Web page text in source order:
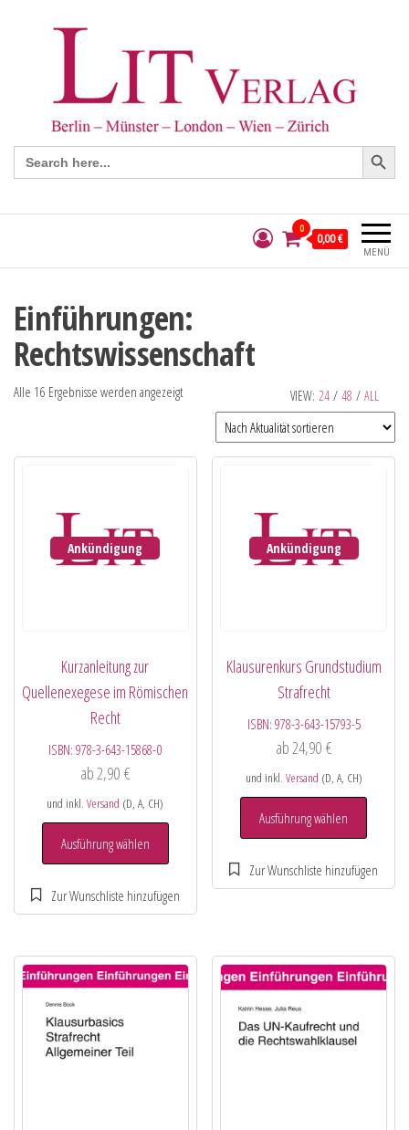
Search
for:
Search Button
MENÜ
0
0,00 €
Einführungen:
Rechtswissenschaft
VIEW: 24 / 48 / ALL
Alle 16 Ergebnisse werden angezeigt
Ankündigung
Kurzanleitung zur
Quellenexegese im Römischen
Recht
ISBN:978-3-643-15868-0
ab 2,90 €
und inkl.Versand (D, A, CH)
Ausführung wählen
Ankündigung
Klausurenkurs Grundstudium
Strafrecht
ISBN: 978-3-643-15793-5
ab 24,90 €
und inkl. Versand (D, A, CH)
Ausführung wählen